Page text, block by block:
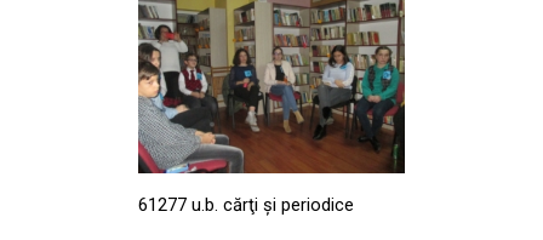
61277 u.b. cărţi şi periodice